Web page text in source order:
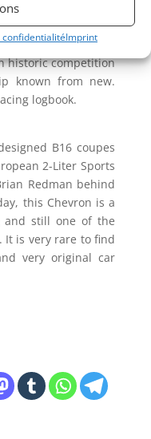
Imprint
ownership, history
HSCC papers
historic competition
known from new.
logbook.
B16 coupes
2-Liter Sports
Redman behind
this Chevron is a
still one of the
is very rare to find
very original car